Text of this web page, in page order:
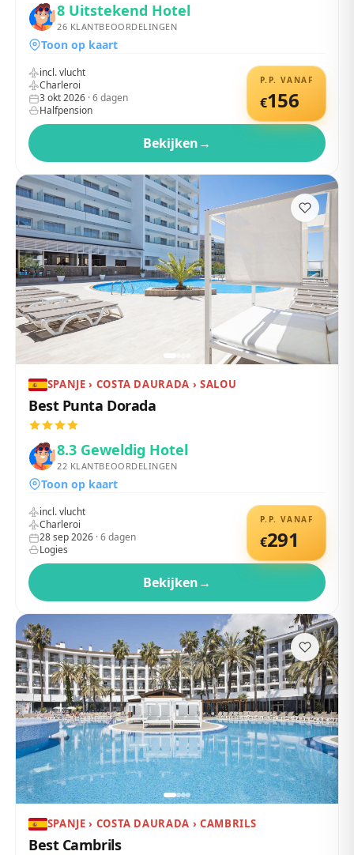
8 Uitstekend Hotel
26 KLANTBEOORDELINGEN
Toon op kaart
P.P. VANAF
€156
incl. vlucht
Charleroi
3 okt 2026 ·6dagen
Halfpension
Bekijken→
SPANJE › COSTA DAURADA › SALOU
Best Punta Dorada
8.3 Geweldig Hotel
22 KLANTBEOORDELINGEN
Toon op kaart
P.P. VANAF
€291
incl. vlucht
Charleroi
28 sep 2026 ·6dagen
Logies
Bekijken→
SPANJE › COSTA DAURADA › CAMBRILS
Best Cambrils